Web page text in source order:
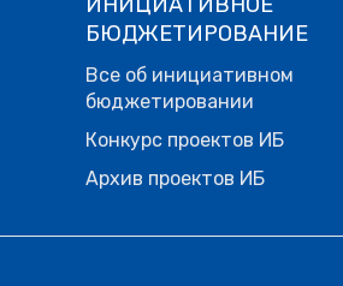
БЮДЖЕТИРОВАНИЕ
Все об инициативном
бюджетировании
Конкурс проектов ИБ
Архив проектов ИБ